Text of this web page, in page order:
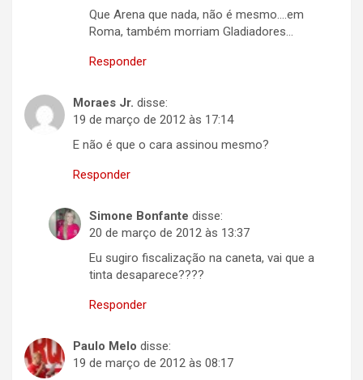
Que Arena que nada, não é mesmo….em
Roma, também morriam Gladiadores…
Responder
Moraes Jr. disse:
19 de março de 2012 às 17:14
E não é que o cara assinou mesmo?
Responder
Simone Bonfante disse:
20 de março de 2012 às 13:37
Eu sugiro fiscalização na caneta, vai que a
tinta desaparece????
Responder
Paulo Melo disse:
19 de março de 2012 às 08:17